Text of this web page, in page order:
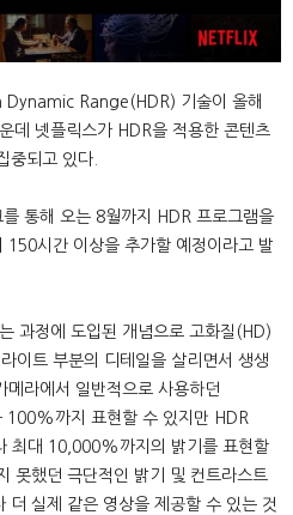
Dynamic Range(HDR) 기술이 올해
데 넷플릭스가 HDR을 적용한 콘텐츠
중되고 있다.
통해 오는 8월까지 HDR 프로그램을
시간 이상을 추가할 예정이라고 발
과정에 도입된 개념으로 고화질(HD)
이트 부분의 디테일을 살리면서 생생
라에서 일반적으로 사용하던
까지 표현할 수 있지만 HDR
최대 10,000%까지의 밝기를 표현할
못했던 극단적인 밝기 및 컨트라스트
더 실제 같은 영상을 제공할 수 있는 것